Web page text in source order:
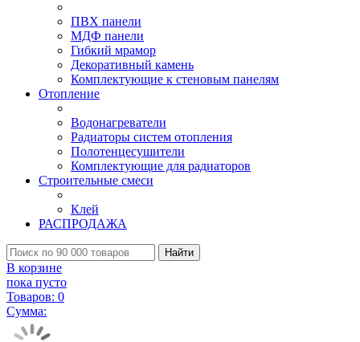
ПВХ панели
МДФ панели
Гибкий мрамор
Декоративный камень
Комплектующие к стеновым панелям
Отопление
Водонагреватели
Радиаторы систем отопления
Полотенцесушители
Комплектующие для радиаторов
Строительные смеси
Клей
РАСПРОДАЖА
Найти
В корзине
пока пусто
Товаров: 0
Сумма: